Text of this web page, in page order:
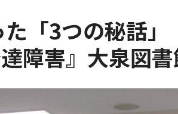
「3つの秘話」
障害』大泉図